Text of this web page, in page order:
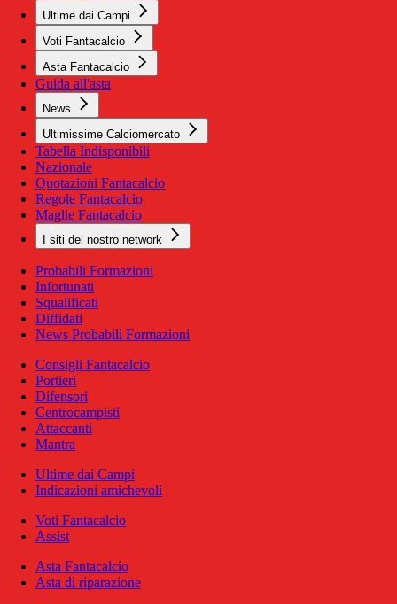
Ultime dai Campi
Voti Fantacalcio
Asta Fantacalcio
Guida all'asta
News
Ultimissime Calciomercato
Tabella Indisponibili
Nazionale
Quotazioni Fantacalcio
Regole Fantacalcio
Maglie Fantacalcio
I siti del nostro network
Probabili Formazioni
Infortunati
Squalificati
Diffidati
News Probabili Formazioni
Consigli Fantacalcio
Portieri
Difensori
Centrocampisti
Attaccanti
Mantra
Ultime dai Campi
Indicazioni amichevoli
Voti Fantacalcio
Assist
Asta Fantacalcio
Asta di riparazione